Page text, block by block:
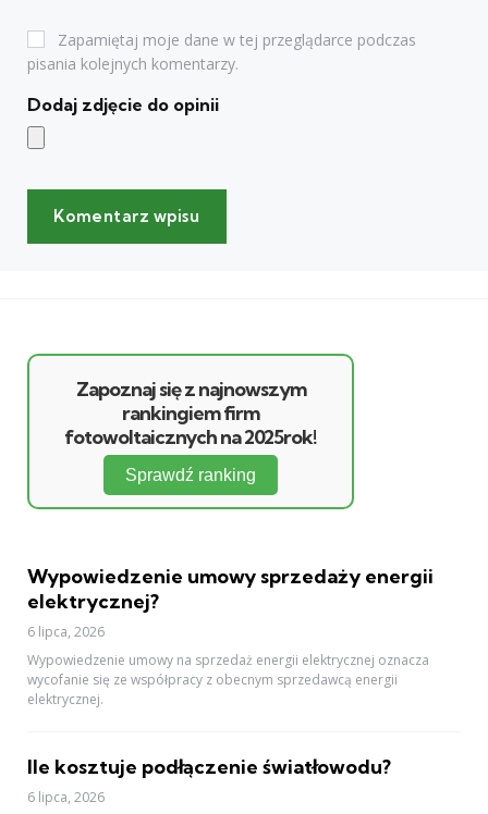
Zapamiętaj moje dane w tej przeglądarce podczas
pisania kolejnych komentarzy.
Dodaj zdjęcie do opinii
Zapoznaj się z najnowszym
rankingiem firm
fotowoltaicznych na 2025rok!
Sprawdź ranking
Wypowiedzenie umowy sprzedaży energii
elektrycznej?
6 lipca, 2026
Wypowiedzenie umowy na sprzedaż energii elektrycznej oznacza
wycofanie się ze współpracy z obecnym sprzedawcą energii
elektrycznej.
Ile kosztuje podłączenie światłowodu?
6 lipca, 2026